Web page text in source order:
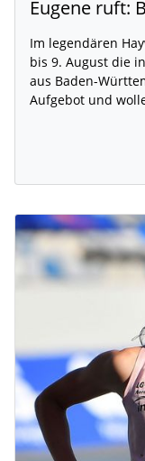
Im legendären
bis 9. August die
aus Baden-
Aufgebot und